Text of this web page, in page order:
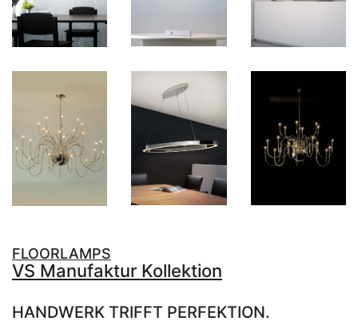
FLOORLAMPS
VS Manufaktur Kollektion
HANDWERK TRIFFT PERFEKTION.